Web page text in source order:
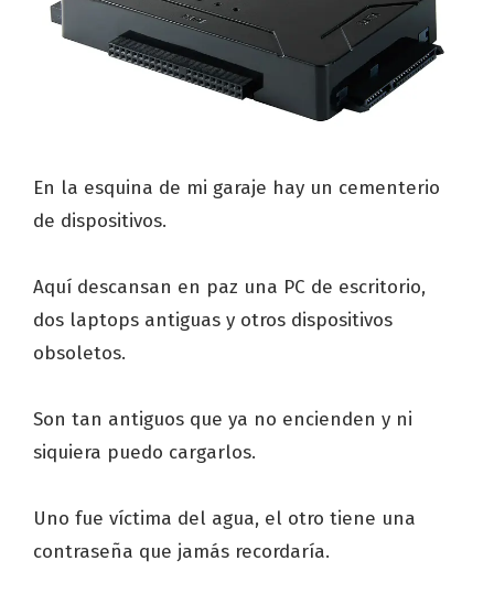
En la esquina de mi garaje hay un cementerio
de dispositivos.
Aquí descansan en paz una PC de escritorio,
dos laptops antiguas y otros dispositivos
obsoletos.
Son tan antiguos que ya no encienden y ni
siquiera puedo cargarlos.
Uno fue víctima del agua, el otro tiene una
contraseña que jamás recordaría.